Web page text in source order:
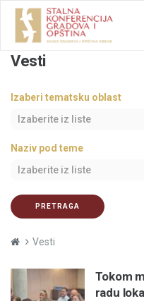
Vesti
Izaberi tematsku oblast
Izaberite iz liste
Naziv pod teme
Izaberite iz liste
PRETRAGA
Vesti
Tokom
radu